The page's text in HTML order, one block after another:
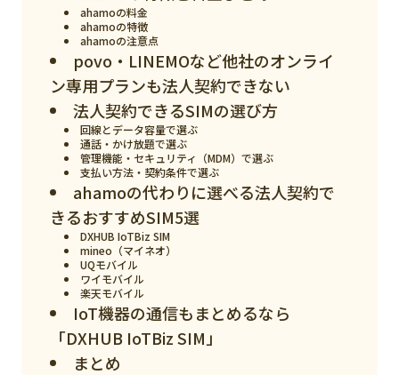
ニュース
デジタルサイネージ
SaaS
おすすめ
スマホ
ahamoの料金
ahamoの特徴
ahamoの注意点
povo・LINEMOなど他社のオンライ
ン専用プランも法人契約できない
法人契約できるSIMの選び方
回線とデータ容量で選ぶ
通話・かけ放題で選ぶ
管理機能・セキュリティ（MDM）で選ぶ
支払い方法・契約条件で選ぶ
ahamoの代わりに選べる法人契約で
きるおすすめSIM5選
DXHUB IoTBiz SIM
mineo（マイネオ）
UQモバイル
ワイモバイル
楽天モバイル
IoT機器の通信もまとめるなら
「DXHUB IoTBiz SIM」
まとめ